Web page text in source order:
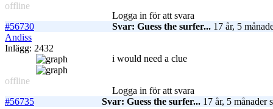
offline
Logga in för att svara
#56730
Svar: Guess the surfer... 17 år, 5
Andiss
Inlägg: 2432
offline
i would need a clue
Logga in för att svara
#56735
Svar: Guess the surfer... 17 år, 5 månader